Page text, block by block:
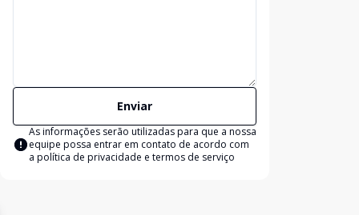
Enviar
As informações serão utilizadas para que a nossa
equipe possa entrar em contato de acordo com
a política de privacidade e termos de serviço